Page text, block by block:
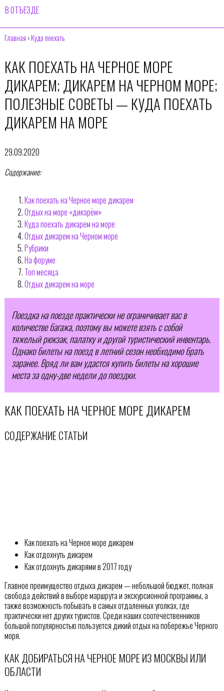
В ОТЪЕЗДЕ
Главная ›Куда поехать
КАК ПОЕХАТЬ НА ЧЕРНОЕ МОРЕ
ДИКАРЕМ; ДИКАРЕМ НА ЧЕРНОМ МОРЕ;
ПОЛЕЗНЫЕ СОВЕТЫ — КУДА ПОЕХАТЬ
ДИКАРЕМ НА МОРЕ
29.09.2020
Содержание:
Как поехать на Черное море дикарем
Отдых на море «дикарём»
Куда поехать дикарем на море
Отдых дикарем на Черном море
Рубрики
На форуме
Топ месяца
Отдых дикарем на море
Поездка на поезде практически не ограничивает вас в
количестве багажа, поэтому вы можете взять с собой
тяжелый рюкзак, палатку и другой туристический инвентарь.
Однако билеты на поезд в летний сезон необходимо брать
заранее. Вряд ли вам удастся купить билеты на хорошие
места за одну-две недели до поездки.
КАК ПОЕХАТЬ НА ЧЕРНОЕ МОРЕ ДИКАРЕМ
СОДЕРЖАНИЕ СТАТЬИ
Как поехать на Черное море дикарем
Как отдохнуть дикарем
Как отдохнуть дикарями в 2017 году
Главное преимущество отдыха дикарем — небольшой бюджет, полная
свобода действий в выборе маршрута и экскурсионной программы, а
также возможность побывать в самых отдаленных уголках, где
практически нет других туристов. Среди наших соотечественников
большой популярностью пользуется дикий отдых на побережье Черного
моря.
КАК ДОБИРАТЬСЯ НА ЧЕРНОЕ МОРЕ ИЗ МОСКВЫ ИЛИ
ОБЛАСТИ